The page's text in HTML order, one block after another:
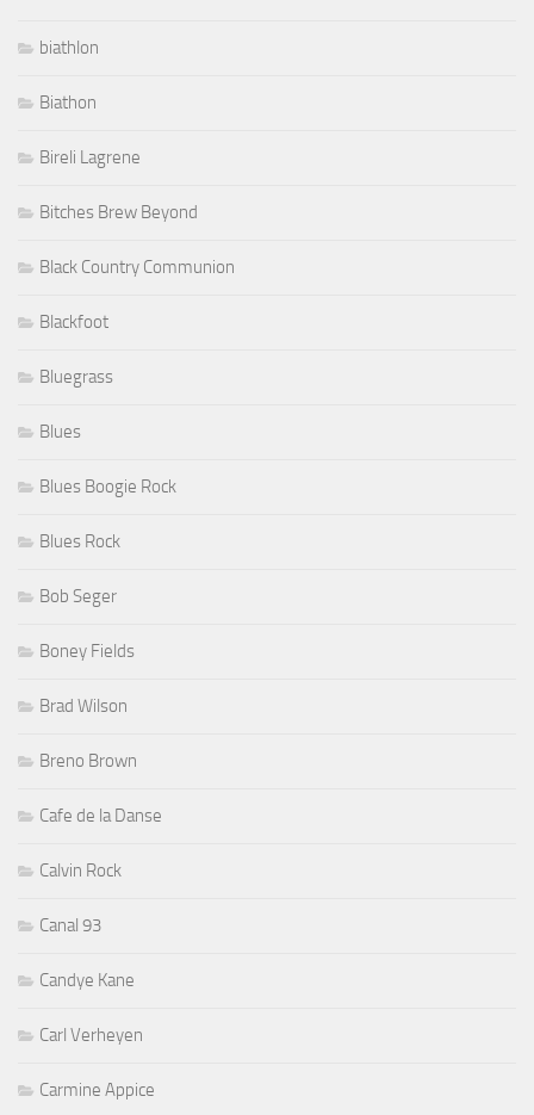
biathlon
Biathon
Bireli Lagrene
Bitches Brew Beyond
Black Country Communion
Blackfoot
Bluegrass
Blues
Blues Boogie Rock
Blues Rock
Bob Seger
Boney Fields
Brad Wilson
Breno Brown
Cafe de la Danse
Calvin Rock
Canal 93
Candye Kane
Carl Verheyen
Carmine Appice